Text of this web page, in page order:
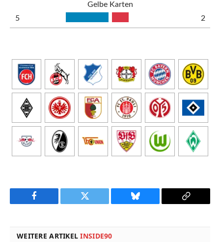
Gelbe Karten
5
2
Facebook Twitter Bluesky
Copy
WEITERE ARTIKELINSIDE90